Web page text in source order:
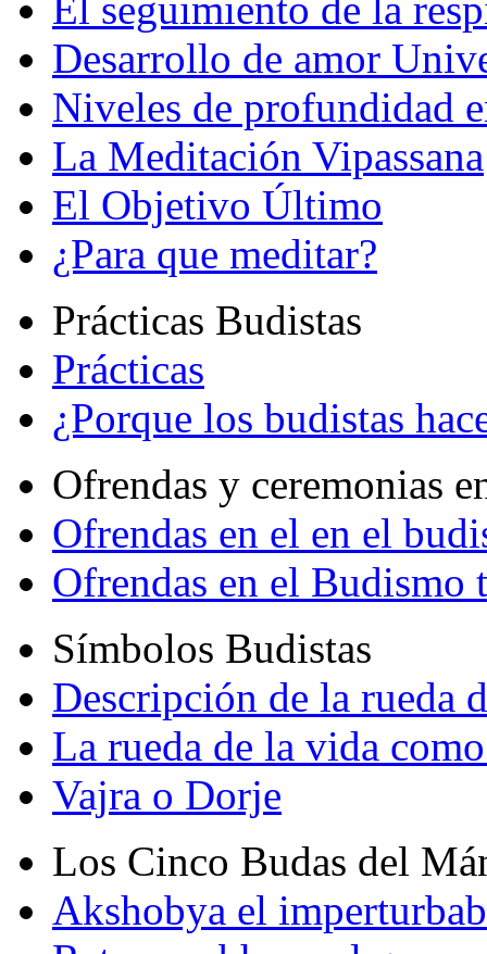
Desarrollo de amor
Niveles de profundidad
La Meditación Vipassana
El Objetivo Último
¿Para que meditar?
Prácticas Budistas
Prácticas
¿Porque los budistas
Ofrendas y ceremonias
Ofrendas en el en el
Ofrendas en el Budismo
Símbolos Budistas
Descripción de la rueda
La rueda de la vida
Vajra o Dorje
Los Cinco Budas del
Akshobya el